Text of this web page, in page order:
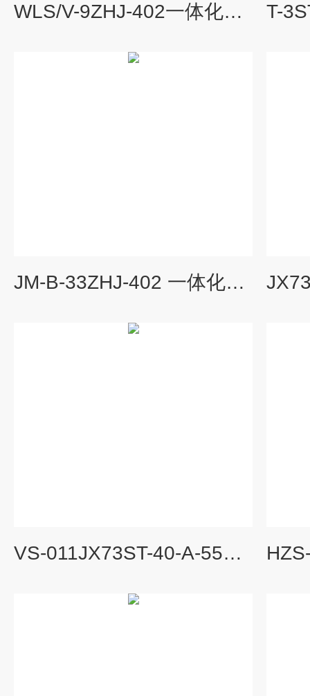
WLS/V-9ZHJ-402一体化振动温度变送器
JM-B-33ZHJ-402 一体化振动温度变送器
VS-011JX73ST-40-A-55温度变送传感器